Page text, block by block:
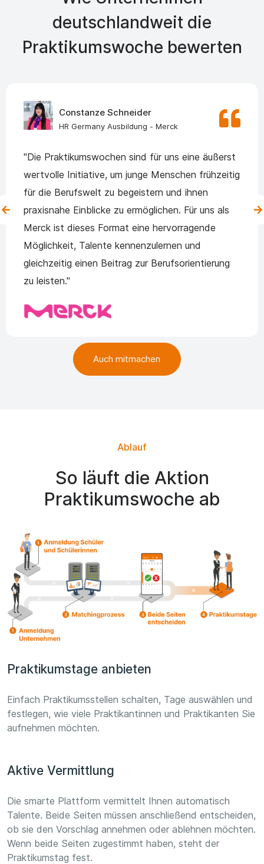
deutschlandweit die
Praktikumswoche bewerten
Constanze Schneider
HR Germany Ausbildung - Merck
"Die Praktikumswochen sind für uns eine äußerst
wertvolle Initiative, um junge Menschen frühzeitig
für die Berufswelt zu begeistern und ihnen
praxisnahe Einblicke zu ermöglichen. Für uns als
Merck ist dieses Format eine hervorragende
Möglichkeit, Talente kennenzulernen und
gleichzeitig einen Beitrag zur Berufsorientierung
zu leisten."
Auch mitmachen
Ablauf
So läuft die Aktion
Praktikumswoche ab
Praktikumstage anbieten
Einfach Praktikumsstellen schalten, Tage auswählen und
festlegen, wie viele Praktikantinnen und Praktikanten Sie
aufnehmen möchten.
Aktive Vermittlung
Die smarte Plattform vermittelt Ihnen automatisch
Talente. Beide Seiten müssen anschließend entscheiden,
ob sie den Vorschlag annehmen oder ablehnen möchten.
Wenn beide Seiten zugestimmt haben, steht der
Praktikumstag fest.